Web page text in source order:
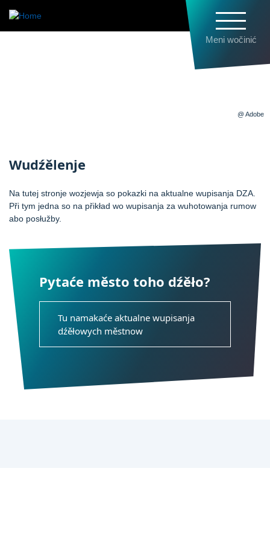
main
Meni wočinić
@ Adobe
Wudźělenje
Na tutej stronje wozjewja so pokazki na aktualne wupisanja DZA.
Při tym jedna so na přikład wo wupisanja za wuhotowanja rumow
abo posłužby.
Pytaće město toho dźěło?
Tu namakaće aktualne wupisanja
dźěłowych městnow